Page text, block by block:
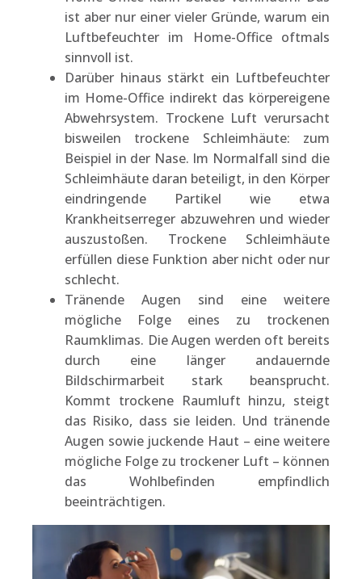
ist aber nur einer vieler Gründe, warum ein
Luftbefeuchter im Home-Office oftmals
sinnvoll ist.
Darüber hinaus stärkt ein Luftbefeuchter
im Home-Office indirekt das körpereigene
Abwehrsystem. Trockene Luft verursacht
bisweilen trockene Schleimhäute: zum
Beispiel in der Nase. Im Normalfall sind die
Schleimhäute daran beteiligt, in den Körper
eindringende Partikel wie etwa
Krankheitserreger abzuwehren und wieder
auszustoßen. Trockene Schleimhäute
erfüllen diese Funktion aber nicht oder nur
schlecht.
Tränende Augen sind eine weitere
mögliche Folge eines zu trockenen
Raumklimas. Die Augen werden oft bereits
durch eine länger andauernde
Bildschirmarbeit stark beansprucht.
Kommt trockene Raumluft hinzu, steigt
das Risiko, dass sie leiden. Und tränende
Augen sowie juckende Haut – eine weitere
mögliche Folge zu trockener Luft – können
das Wohlbefinden empfindlich
beeinträchtigen.